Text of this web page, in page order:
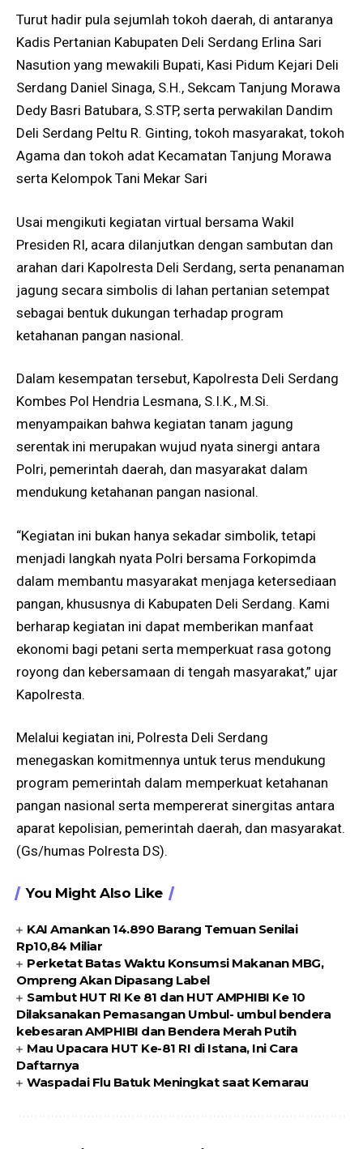
Turut hadir pula sejumlah tokoh daerah, di antaranya
Kadis Pertanian Kabupaten Deli Serdang Erlina Sari
Nasution yang mewakili Bupati, Kasi Pidum Kejari Deli
Serdang Daniel Sinaga, S.H., Sekcam Tanjung Morawa
Dedy Basri Batubara, S.STP, serta perwakilan Dandim
Deli Serdang Peltu R. Ginting, tokoh masyarakat, tokoh
Agama dan tokoh adat Kecamatan Tanjung Morawa
serta Kelompok Tani Mekar Sari
Usai mengikuti kegiatan virtual bersama Wakil
Presiden RI, acara dilanjutkan dengan sambutan dan
arahan dari Kapolresta Deli Serdang, serta penanaman
jagung secara simbolis di lahan pertanian setempat
sebagai bentuk dukungan terhadap program
ketahanan pangan nasional.
Dalam kesempatan tersebut, Kapolresta Deli Serdang
Kombes Pol Hendria Lesmana, S.I.K., M.Si.
menyampaikan bahwa kegiatan tanam jagung
serentak ini merupakan wujud nyata sinergi antara
Polri, pemerintah daerah, dan masyarakat dalam
mendukung ketahanan pangan nasional.
“Kegiatan ini bukan hanya sekadar simbolik, tetapi
menjadi langkah nyata Polri bersama Forkopimda
dalam membantu masyarakat menjaga ketersediaan
pangan, khususnya di Kabupaten Deli Serdang. Kami
berharap kegiatan ini dapat memberikan manfaat
ekonomi bagi petani serta memperkuat rasa gotong
royong dan kebersamaan di tengah masyarakat,” ujar
Kapolresta.
Melalui kegiatan ini, Polresta Deli Serdang
menegaskan komitmennya untuk terus mendukung
program pemerintah dalam memperkuat ketahanan
pangan nasional serta mempererat sinergitas antara
aparat kepolisian, pemerintah daerah, dan masyarakat.
(Gs/humas Polresta DS).
You Might Also Like
KAI Amankan 14.890 Barang Temuan Senilai
Rp10,84 Miliar
Perketat Batas Waktu Konsumsi Makanan MBG,
Ompreng Akan Dipasang Label
Sambut HUT RI Ke 81 dan HUT AMPHIBI Ke 10
Dilaksanakan Pemasangan Umbul- umbul bendera
kebesaran AMPHIBI dan Bendera Merah Putih
Mau Upacara HUT Ke-81 RI di Istana, Ini Cara
Daftarnya
Waspadai Flu Batuk Meningkat saat Kemarau